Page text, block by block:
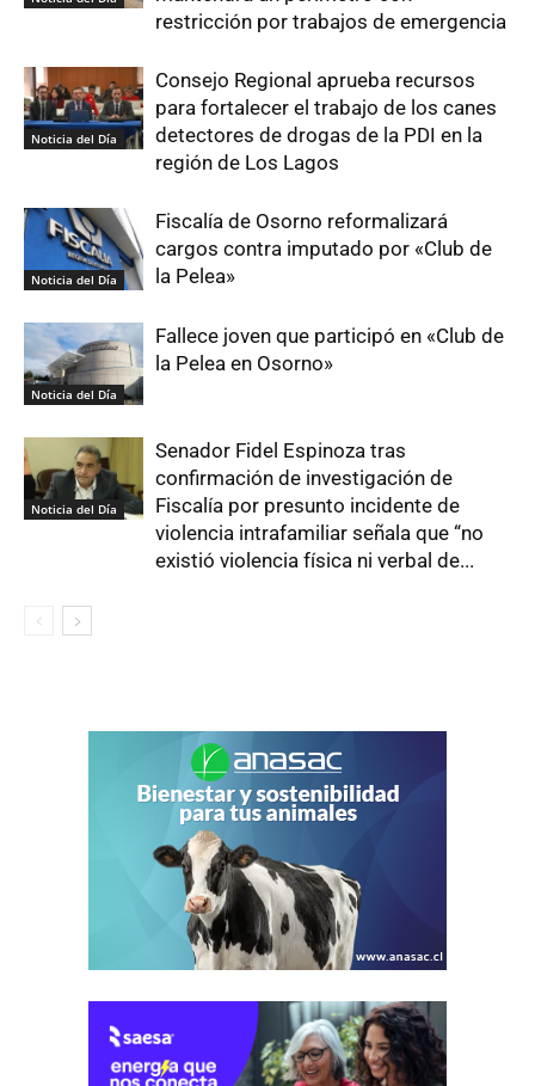
restricción por trabajos de emergencia
Noticia del Día
Consejo Regional aprueba recursos
para fortalecer el trabajo de los canes
detectores de drogas de la PDI en la
región de Los Lagos
Noticia del Día
Fiscalía de Osorno reformalizará
cargos contra imputado por «Club de
la Pelea»
Noticia del Día
Fallece joven que participó en «Club de
la Pelea en Osorno»
Noticia del Día
Senador Fidel Espinoza tras
confirmación de investigación de
Fiscalía por presunto incidente de
violencia intrafamiliar señala que “no
existió violencia física ni verbal de...